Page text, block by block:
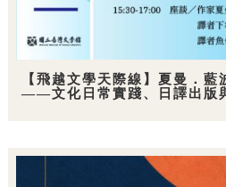
【飛越文學天際線】夏曼．藍
——文化日常實踐、日譯出版